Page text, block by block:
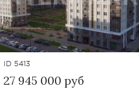
ID 5413
27 945 000 руб